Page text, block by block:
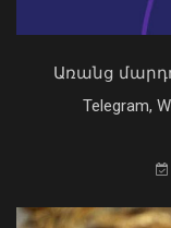
«Ուժեղ
քվեարկելու ԱԺ
թեկնածությանը
Առանց
Telegram,